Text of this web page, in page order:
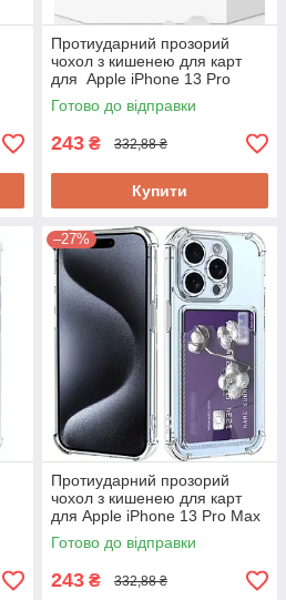
Протиударний прозорий
чохол з кишенею для карт
для Apple iPhone 13 Pro
Готово до відправки
243 ₴ 332,88 ₴
Купити
–27%
Протиударний прозорий
чохол з кишенею для карт
для Apple iPhone 13 Pro Max
Готово до відправки
243 ₴ 332,88 ₴